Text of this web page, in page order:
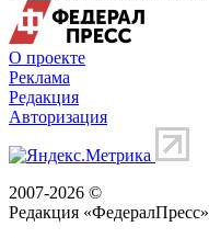
О проекте
Реклама
Редакция
Авторизация
2007-2026 ©
Редакция «ФедералПресс»